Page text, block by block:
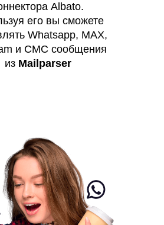
Albato.
его вы сможете
Whatsapp, MAX,
и СМС сообщения
из Mailparser